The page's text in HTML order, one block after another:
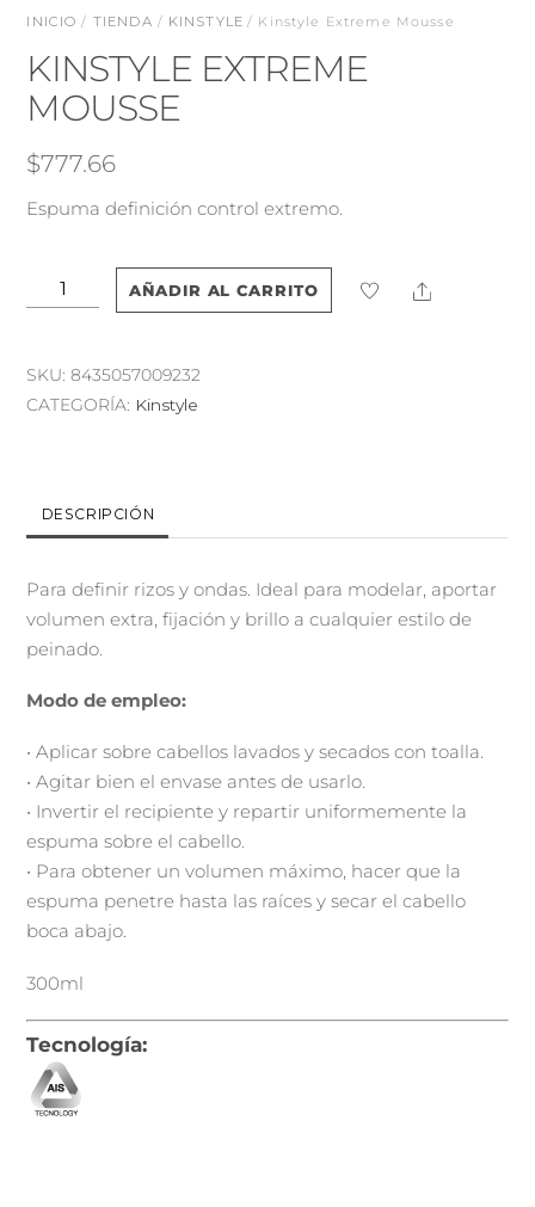
INICIO / TIENDA / KINSTYLE / Kinstyle Extreme Mousse
KINSTYLE EXTREME
MOUSSE
$777.66
Espuma definición control extremo.
Kinstyle
Extreme
cantidad
AÑADIR AL CARRITO Share
SKU:8435057009232
CATEGORÍA: Kinstyle
DESCRIPCIÓN
Para definir rizos y ondas. Ideal para modelar, aportar
volumen extra, fijación y brillo a cualquier estilo de
peinado.
Modo de empleo:
• Aplicar sobre cabellos lavados y secados con toalla.
• Agitar bien el envase antes de usarlo.
• Invertir el recipiente y repartir uniformemente la
espuma sobre el cabello.
• Para obtener un volumen máximo, hacer que la
espuma penetre hasta las raíces y secar el cabello
boca abajo.
300ml
Tecnología: